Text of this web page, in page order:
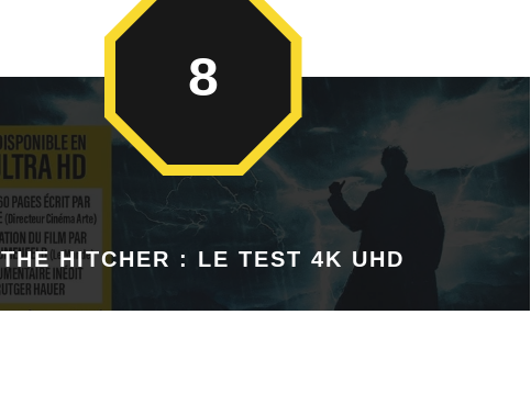
THE HITCHER : LE TEST 4K UHD
8